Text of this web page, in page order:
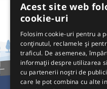
Acest site web
cookie-uri
Folosim cookie-uri pentru a
conținutul, reclamele și
traficul. De asemenea,
informații despre utilizarea
cu partenerii noștri de
care le pot combina cu alte